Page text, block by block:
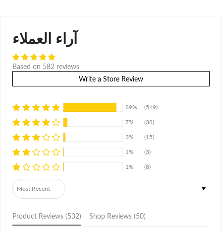
آراء العملاء
Based on 582 reviews
Write a Store Review
89%
(519)
7%
(38)
3%
(15)
1%
(3)
1%
(8)
Sort by
Product Reviews (532) Shop Reviews (50)